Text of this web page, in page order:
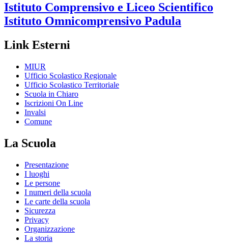
Istituto Comprensivo e Liceo Scientifico
Istituto Omnicomprensivo Padula
Link Esterni
MIUR
Ufficio Scolastico Regionale
Ufficio Scolastico Territoriale
Scuola in Chiaro
Iscrizioni On Line
Invalsi
Comune
La Scuola
Presentazione
I luoghi
Le persone
I numeri della scuola
Le carte della scuola
Sicurezza
Privacy
Organizzazione
La storia